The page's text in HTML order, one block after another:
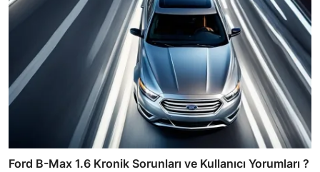
Ford B-Max 1.6 Kronik Sorunları ve Kullanıcı Yorumları ?